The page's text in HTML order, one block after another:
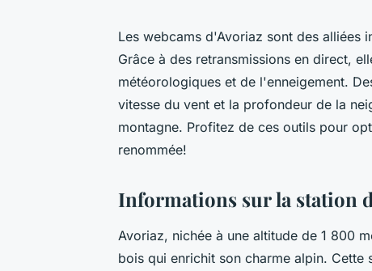
Les webcams d'Avoriaz sont des alliées
Grâce à des retransmissions en direct,
météorologiques et de l'enneigement.
vitesse du vent et la profondeur de la
montagne. Profitez de ces outils pour
renommée!
Informations sur la station
Avoriaz, nichée à une altitude de 1 800
bois qui enrichit son charme alpin.